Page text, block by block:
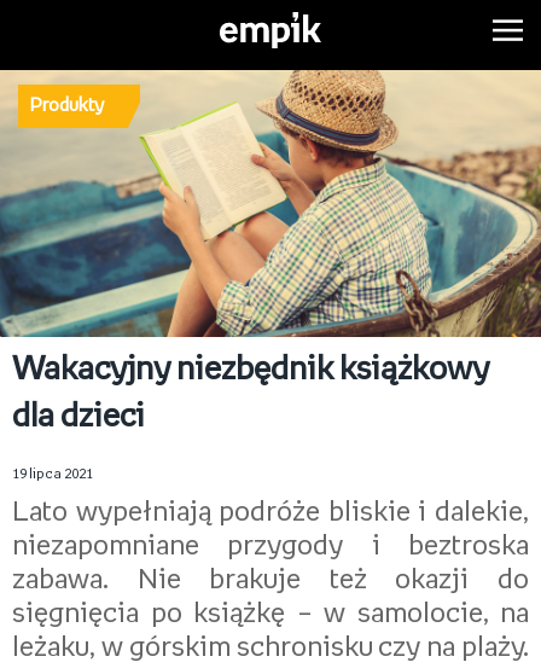
Produkty
Wakacyjny niezbędnik książkowy
dla dzieci
19 lipca 2021
Lato wypełniają podróże bliskie i dalekie,
niezapomniane przygody i beztroska
zabawa. Nie brakuje też okazji do
sięgnięcia po książkę – w samolocie, na
leżaku, w górskim schronisku czy na plaży.